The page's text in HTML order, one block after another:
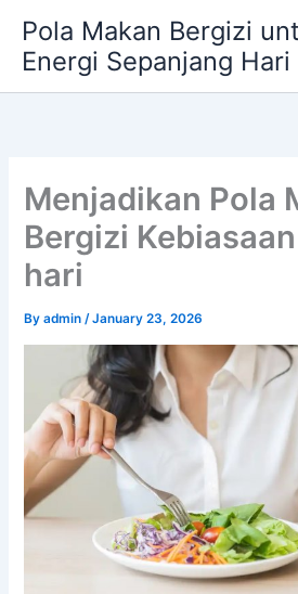
content
Pola Makan Bergizi
Energi Sepanjang Hari
Menjadikan Pola
Bergizi
hari
Byadmin/January 23, 2026